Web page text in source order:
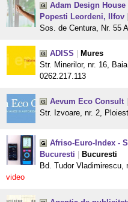
Adam Design
Popesti Leordeni, Ilfov
Sos. de Centura, Nr. 55
ADISS
Mures
Str. Minerilor, nr. 16,
0262.217.113
Aevum Eco Consult
Str. Izvoare, nr. 2,
Afriso-Euro-Index -
Bucuresti
Bucuresti
Bd. Tudor Vladimirescu,
video